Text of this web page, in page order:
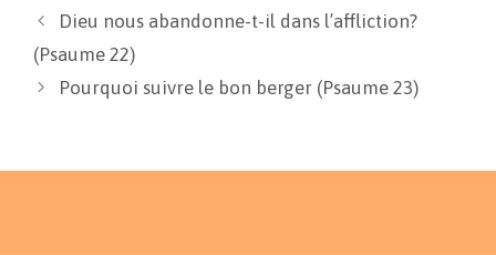
Dieu nous abandonne-t-il dans l’affliction?
(Psaume 22)
Pourquoi suivre le bon berger (Psaume 23)